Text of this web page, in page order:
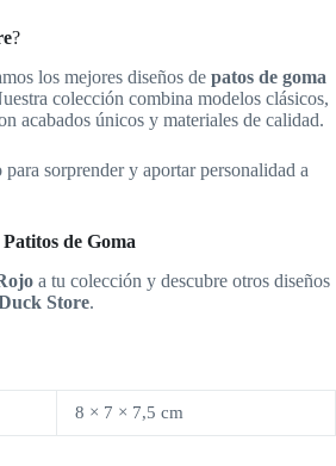
?
los mejores diseños de patos de goma
colección combina modelos clásicos,
acabados únicos y materiales de calidad.
para sorprender y aportar personalidad a
Patitos de Goma
a tu colección y descubre otros diseños
Store.
8 × 7 × 7,5 cm